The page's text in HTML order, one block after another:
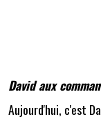
David aux
Aujourd'hui, c'est